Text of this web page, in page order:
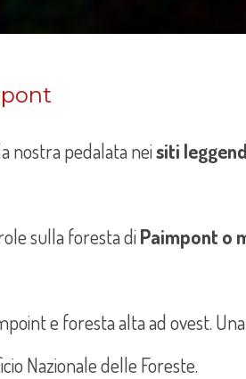
nostra pedalata neisiti
sulla foresta diPaimpont o
e foresta alta ad ovest.
Nazionale delle Foreste.